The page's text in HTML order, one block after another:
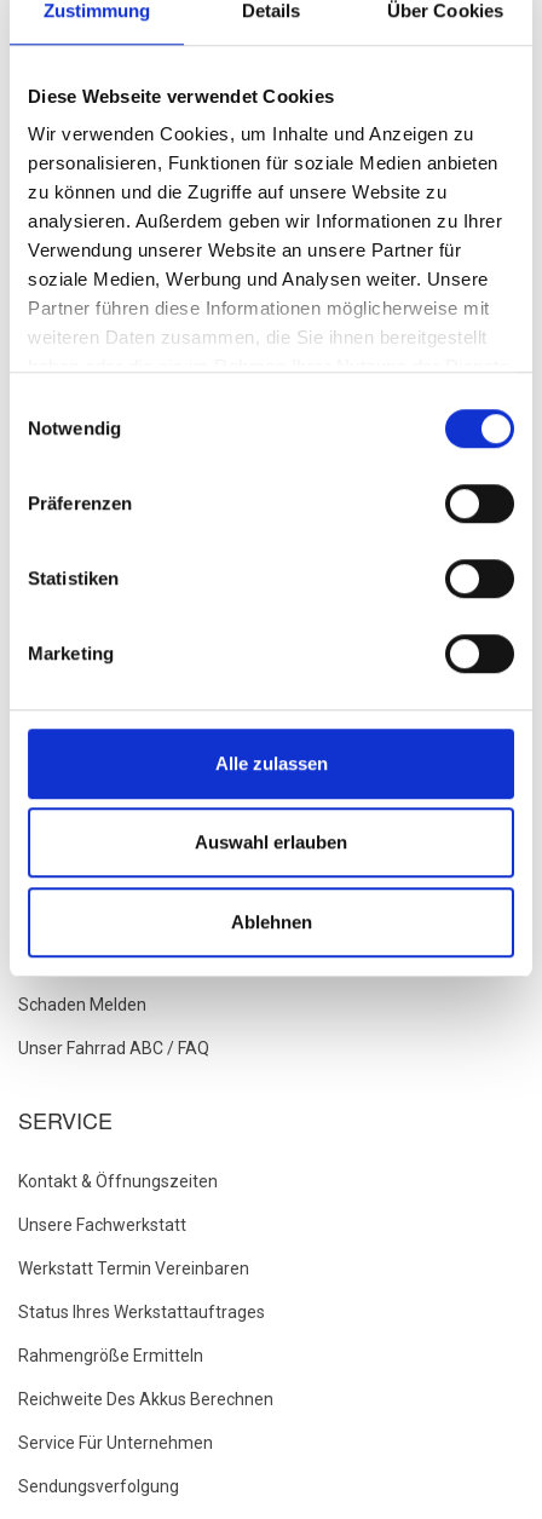
Zustimmung Details Über Cookies
Diese Webseite verwendet Cookies
Wir verwenden Cookies, um Inhalte und Anzeigen zu
personalisieren, Funktionen für soziale Medien anbieten
zu können und die Zugriffe auf unsere Website zu
analysieren. Außerdem geben wir Informationen zu Ihrer
Verwendung unserer Website an unsere Partner für
soziale Medien, Werbung und Analysen weiter. Unsere
Partner führen diese Informationen möglicherweise mit
weiteren Daten zusammen, die Sie ihnen bereitgestellt
Notwendig
Präferenzen
Statistiken
Marketing
Alle zulassen
Auswahl erlauben
Ablehnen
deutlich im Sortiment und Kundenservice ausgeweitet. In
unserem 800 Quadratmeter großen Verkaufsraum mit Werkstatt
Zubehör. Das inhabergeführte Fachgeschäft legt größten Wert
sowohl auf Premium Qualität seiner Produkte wie auch auf den
individuellen Kundenservice und natürlich auf faire Preise. Vom
Standard-Trecking-Rad bis zum Premium-Reisefahrrad reicht das
Angebot, und als zertifiziertes E-Bike-Kompetenzzentrum ist das
Fachgeschäft Rad&Sport in der Lage, im Gespräch mit seinen
Kunden das jeweils individuell passende Fahrrad zu empfehlen
und in der optimalen Konfiguration zusammenzustellen bis hin
zum individuellen Namensschriftzug auf dem Rahmen.
AGB`s
Versand / Lieferung
Akku Guide
Tauschrausch Bei Rad&Sport
Schaden Melden
Unser Fahrrad ABC / FAQ
SERVICE
Kontakt & Öffnungszeiten
Unsere Fachwerkstatt
Werkstatt Termin Vereinbaren
Status Ihres Werkstattauftrages
Rahmengröße Ermitteln
Reichweite Des Akkus Berechnen
Service Für Unternehmen
Sendungsverfolgung